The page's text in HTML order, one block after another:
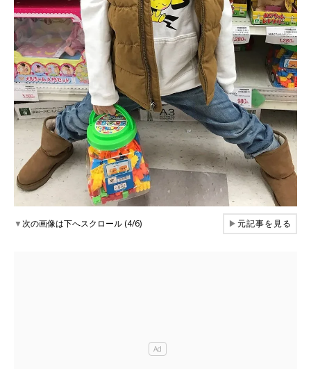
▼次の画像は下へスクロール (4/6) ▶元記事を見る